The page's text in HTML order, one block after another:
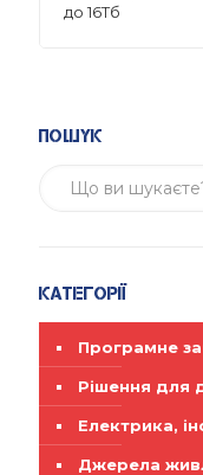
до 16Тб
Пошук
Категорії
Програмне
Рішення для
Електрика,
Джерела